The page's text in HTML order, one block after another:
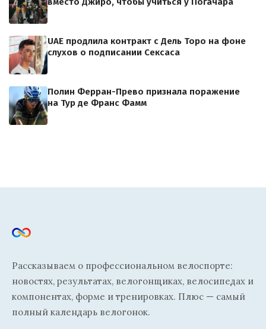
UAE продлила контракт с Дель Торо на фоне
слухов о подписании Сексаса
Полин Ферран-Прево признала поражение
на Тур де Франс Фамм
Рассказываем о профессиональном велоспорте:
новостях, результатах, велогонщиках, велосипедах и
компонентах, форме и тренировках. Плюс — самый
полный календарь велогонок.